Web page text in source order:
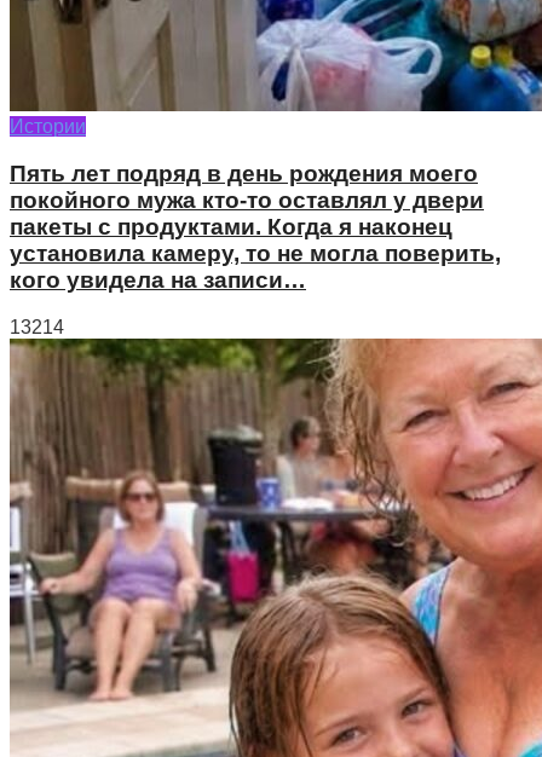
Истории
Пять лет подряд в день рождения моего
покойного мужа кто-то оставлял у двери
пакеты с продуктами. Когда я наконец
установила камеру, то не могла поверить,
кого увидела на записи…
13214